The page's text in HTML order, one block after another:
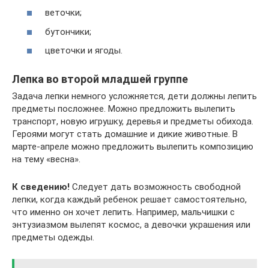
веточки;
бутончики;
цветочки и ягоды.
Лепка во второй младшей группе
Задача лепки немного усложняется, дети должны лепить
предметы посложнее. Можно предложить вылепить
транспорт, новую игрушку, деревья и предметы обихода.
Героями могут стать домашние и дикие животные. В
марте-апреле можно предложить вылепить композицию
на тему «весна».
К сведению! Следует дать возможность свободной
лепки, когда каждый ребенок решает самостоятельно,
что именно он хочет лепить. Например, мальчишки с
энтузиазмом вылепят космос, а девочки украшения или
предметы одежды.